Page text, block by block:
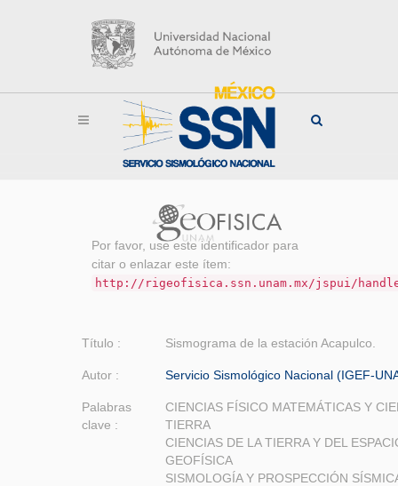
Por favor, use este identificador para
citar o enlazar este ítem:
http://rigeofisica.ssn.unam.mx/jspui/
Título : Sismograma de la estación Acapulco.
Autor : Servicio Sismológico Nacional (IGEF-
Palabras
clave :
CIENCIAS FÍSICO MATEMÁTICAS Y
TIERRA
CIENCIAS DE LA TIERRA Y DEL
GEOFÍSICA
SISMOLOGÍA Y PROSPECCIÓN